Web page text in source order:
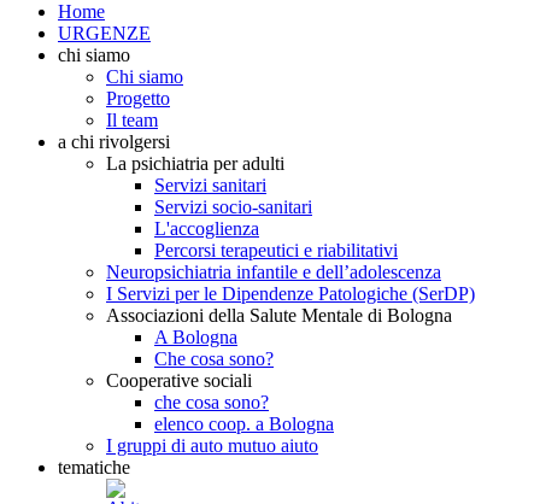
Home
URGENZE
chi siamo
Chi siamo
Progetto
Il team
a chi rivolgersi
La psichiatria per adulti
Servizi sanitari
Servizi socio-sanitari
L'accoglienza
Percorsi terapeutici e riabilitativi
Neuropsichiatria infantile e dell’adolescenza
I Servizi per le Dipendenze Patologiche (SerDP)
Associazioni della Salute Mentale di Bologna
A Bologna
Che cosa sono?
Cooperative sociali
che cosa sono?
elenco coop. a Bologna
I gruppi di auto mutuo aiuto
tematiche